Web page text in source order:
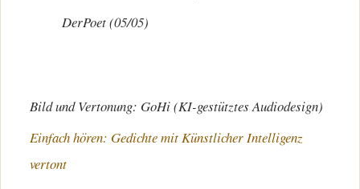
DerPoet (05/05)
Bild und Vertonung: GoHi (KI-gestütztes Audiodesign)
Einfach hören: Gedichte mit Künstlicher Intelligenz
vertont